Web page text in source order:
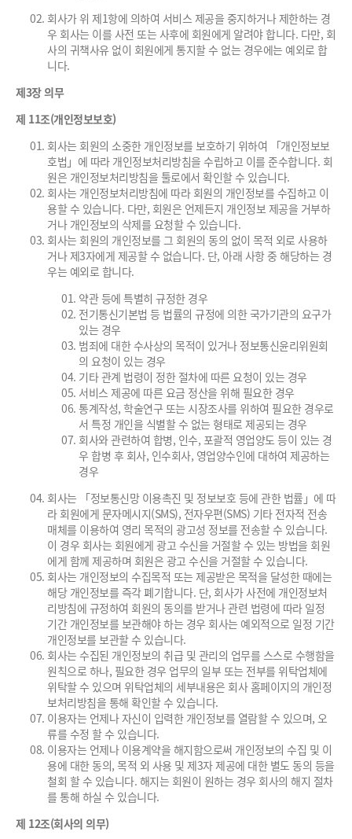
회사가 위 제1항에 의하여 서비스 제공을 중지하거나 제한하는 경
우 회사는 이를 사전 또는 사후에 회원에게 알려야 합니다. 다만, 회
사의 귀책사유 없이 회원에게 통지할 수 없는 경우에는 예외로 합
니다.
제3장 의무
제 11조(개인정보보호)
회사는 회원의 소중한 개인정보를 보호하기 위하여 「개인정보보
호법」에 따라 개인정보처리방침을 수립하고 이를 준수합니다. 회
원은 개인정보처리방침을 툴로에서 확인할 수 있습니다.
회사는 개인정보처리방침에 따라 회원의 개인정보를 수집하고 이
용할 수 있습니다. 다만, 회원은 언제든지 개인정보 제공을 거부하
거나 개인정보의 삭제를 요청할 수 있습니다.
회사는 회원의 개인정보를 그 회원의 동의 없이 목적 외로 사용하
거나 제3자에게 제공할 수 없습니다. 단, 아래 사항 중 해당하는 경
우는 예외로 합니다.
약관 등에 특별히 규정한 경우
전기통신기본법 등 법률의 규정에 의한 국가기관의 요구가
있는 경우
범죄에 대한 수사상의 목적이 있거나 정보통신윤리위원회
의 요청이 있는 경우
기타 관계 법령이 정한 절차에 따른 요청이 있는 경우
서비스 제공에 따른 요금 정산을 위해 필요한 경우
통계작성, 학술연구 또는 시장조사를 위하여 필요한 경우로
서 특정 개인을 식별할 수 없는 형태로 제공되는 경우
회사와 관련하여 합병, 인수, 포괄적 영업양도 등이 있는 경
우 합병 후 회사, 인수회사, 영업양수인에 대하여 제공하는
경우
회사는 「정보통신망 이용촉진 및 정보보호 등에 관한 법률」에 따
라 회원에게 문자메시지(SMS), 전자우편(SMS) 기타 전자적 전송
매체를 이용하여 영리 목적의 광고성 정보를 전송할 수 있습니다.
이 경우 회사는 회원에게 광고 수신을 거절할 수 있는 방법을 회원
에게 함께 제공하며 회원은 광고 수신을 거절할 수 있습니다.
회사는 개인정보의 수집목적 또는 제공받은 목적을 달성한 때에는
해당 개인정보를 즉각 폐기합니다. 단, 회사가 사전에 개인정보처
리방침에 규정하여 회원의 동의를 받거나 관련 법령에 따라 일정
기간 개인정보를 보관해야 하는 경우 회사는 예외적으로 일정 기간
개인정보를 보관할 수 있습니다.
회사는 수집된 개인정보의 취급 및 관리의 업무를 스스로 수행함을
원칙으로 하나, 필요한 경우 업무의 일부 또는 전부를 위탁업체에
위탁할 수 있으며 위탁업체의 세부내용은 회사 홈페이지의 개인정
보처리방침을 통해 확인할 수 있습니다.
이용자는 언제나 자신이 입력한 개인정보를 열람할 수 있으며, 오
류를 수정 할 수 있습니다.
이용자는 언제나 이용계약을 해지함으로써 개인정보의 수집 및 이
용에 대한 동의, 목적 외 사용 및 제3자 제공에 대한 별도 동의 등을
철회 할 수 있습니다. 해지는 회원이 원하는 경우 회사의 해지 절차
를 통해 하실 수 있습니다.
제 12조(회사의 의무)